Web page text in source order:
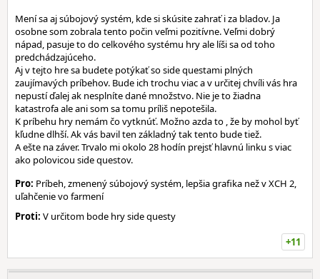
Mení sa aj súbojový systém, kde si skúsite zahrať i za bladov. Ja
osobne som zobrala tento počin veľmi pozitívne. Veľmi dobrý
nápad, pasuje to do celkového systému hry ale líši sa od toho
predchádzajúceho.
Aj v tejto hre sa budete potýkať so side questami plných
zaujímavých príbehov. Bude ich trochu viac a v určitej chvíli vás hra
nepustí ďalej ak nesplníte dané množstvo. Nie je to žiadna
katastrofa ale ani som sa tomu príliš nepotešila.
K príbehu hry nemám čo vytknúť. Možno azda to , že by mohol byť
kľudne dlhší. Ak vás bavil ten základný tak tento bude tiež.
A ešte na záver. Trvalo mi okolo 28 hodín prejsť hlavnú linku s viac
ako polovicou side questov.
Pro: Príbeh, zmenený súbojový systém, lepšia grafika než v XCH 2,
uľahčenie vo farmení
Proti: V určitom bode hry side questy
+11